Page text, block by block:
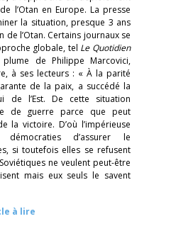
l’Otan en Europe. La presse
la situation, presque 3 ans
l’Otan. Certains journaux se
globale, tel Le Quotidien
de Philippe Marcovici,
à ses lecteurs : « À la parité
de la paix, a succédé la
de l’Est. De cette situation
de guerre parce que peut
la victoire. D’où l’impérieuse
d’assurer le
si toutefois elles se refusent
ne veulent peut-être
mais eux seuls le savent
à lire